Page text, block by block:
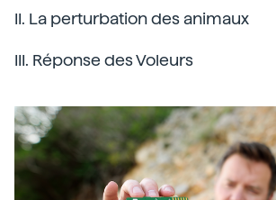
II. La perturbation des animaux
III. Réponse des Voleurs